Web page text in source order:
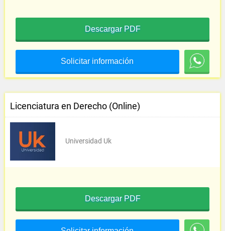
Descargar PDF
Solicitar información
Licenciatura en Derecho (Online)
Universidad Uk
Descargar PDF